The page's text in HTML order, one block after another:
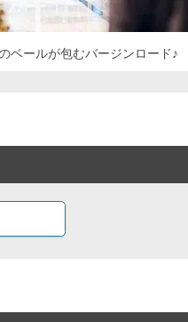
ベールが包むバージンロード♪